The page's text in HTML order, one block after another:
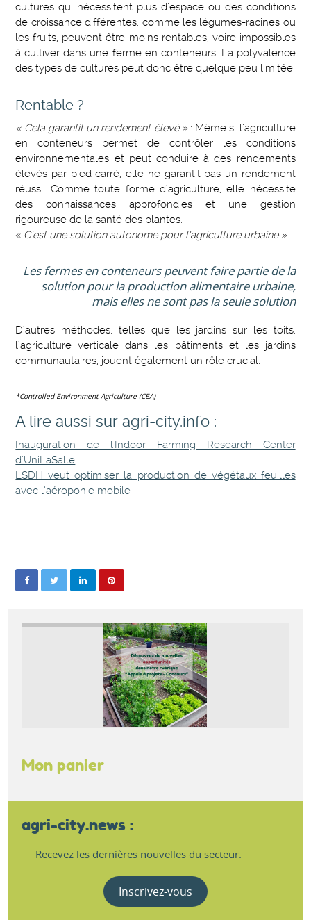
cultures qui nécessitent plus d’espace ou des conditions
de croissance différentes, comme les légumes-racines ou
les fruits, peuvent être moins rentables, voire impossibles
à cultiver dans une ferme en conteneurs. La polyvalence
des types de cultures peut donc être quelque peu limitée.
Rentable ?
« Cela garantit un rendement élevé »: Même si l’agriculture
en conteneurs permet de contrôler les conditions
environnementales et peut conduire à des rendements
élevés par pied carré, elle ne garantit pas un rendement
réussi. Comme toute forme d’agriculture, elle nécessite
des connaissances approfondies et une gestion
rigoureuse de la santé des plantes.
« C’est une solution autonome pour l’agriculture urbaine »
Les fermes en conteneurs peuvent faire partie de la
solution pour la production alimentaire urbaine,
mais elles ne sont pas la seule solution
D’autres méthodes, telles que les jardins sur les toits,
l’agriculture verticale dans les bâtiments et les jardins
communautaires, jouent également un rôle crucial.
*Controlled Environment Agriculture (CEA)
A lire aussi sur agri-city.info :
Inauguration de l'Indoor Farming Research Center
d’UniLaSalle
LSDH veut optimiser la production de végétaux feuilles
avec l’aéroponie mobile
Mon panier
agri-city.news :
Recevez les dernières nouvelles du secteur.
Inscrivez-vous